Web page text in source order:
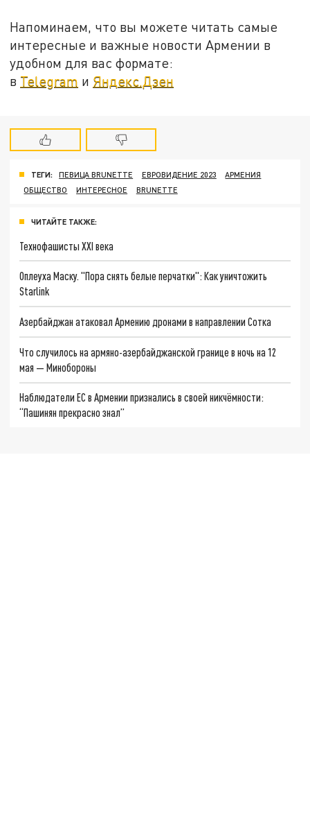
Напоминаем, что вы можете читать самые
интересные и важные новости Армении в
удобном для вас формате:
в Telegram и Яндекс.Дзен
ТЕГИ: ПЕВИЦА BRUNETTE ЕВРОВИДЕНИЕ 2023
АРМЕНИЯ
ОБЩЕСТВО
ИНТЕРЕСНОЕ BRUNETTE
ЧИТАЙТЕ ТАКЖЕ:
Технофашисты XXI века
Оплеуха Маску. "Пора снять белые перчатки": Как уничтожить
Starlink
Азербайджан атаковал Армению дронами в направлении Сотка
Что случилось на армяно-азербайджанской границе в ночь на 12
мая — Минобороны
Наблюдатели ЕС в Армении признались в своей никчёмности:
“Пашинян прекрасно знал”